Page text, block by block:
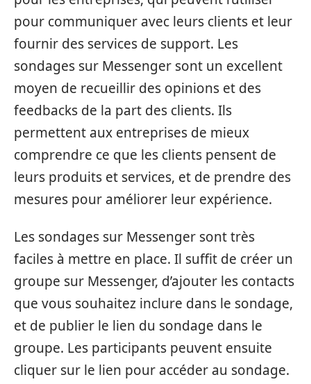
pour communiquer avec leurs clients et leur
fournir des services de support. Les
sondages sur Messenger sont un excellent
moyen de recueillir des opinions et des
feedbacks de la part des clients. Ils
permettent aux entreprises de mieux
comprendre ce que les clients pensent de
leurs produits et services, et de prendre des
mesures pour améliorer leur expérience.
Les sondages sur Messenger sont très
faciles à mettre en place. Il suffit de créer un
groupe sur Messenger, d’ajouter les contacts
que vous souhaitez inclure dans le sondage,
et de publier le lien du sondage dans le
groupe. Les participants peuvent ensuite
cliquer sur le lien pour accéder au sondage.